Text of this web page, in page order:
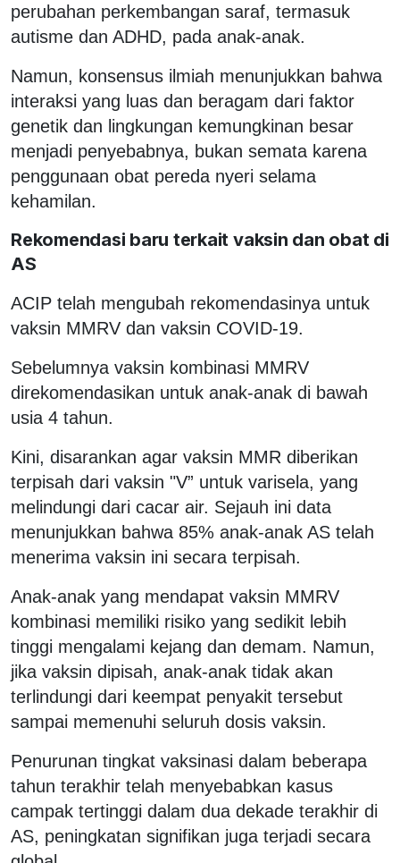
perubahan perkembangan saraf, termasuk
autisme dan ADHD, pada anak-anak.
Namun, konsensus ilmiah menunjukkan bahwa
interaksi yang luas dan beragam dari faktor
genetik dan lingkungan kemungkinan besar
menjadi penyebabnya, bukan semata karena
penggunaan obat pereda nyeri selama
kehamilan.
Rekomendasi baru terkait vaksin dan obat di
AS
ACIP telah mengubah rekomendasinya untuk
vaksin MMRV dan vaksin COVID-19.
Sebelumnya vaksin kombinasi MMRV
direkomendasikan untuk anak-anak di bawah
usia 4 tahun.
Kini, disarankan agar vaksin MMR diberikan
terpisah dari vaksin "V” untuk varisela, yang
melindungi dari cacar air. Sejauh ini data
menunjukkan bahwa 85% anak-anak AS telah
menerima vaksin ini secara terpisah.
Anak-anak yang mendapat vaksin MMRV
kombinasi memiliki risiko yang sedikit lebih
tinggi mengalami kejang dan demam. Namun,
jika vaksin dipisah, anak-anak tidak akan
terlindungi dari keempat penyakit tersebut
sampai memenuhi seluruh dosis vaksin.
Penurunan tingkat vaksinasi dalam beberapa
tahun terakhir telah menyebabkan kasus
campak tertinggi dalam dua dekade terakhir di
AS, peningkatan signifikan juga terjadi secara